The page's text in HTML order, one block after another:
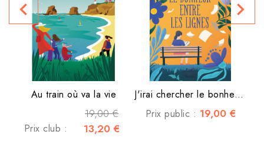
Au train où va la vie
19,00 €
Prix club : 13,20 €
J'irai chercher le bonheur...
Prix public : 19,00 €
navigate_before navigate_next